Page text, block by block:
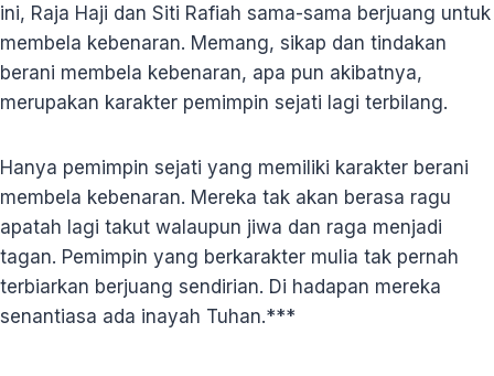
ini, Raja Haji dan Siti Rafiah sama-sama berjuang untuk
membela kebenaran. Memang, sikap dan tindakan
berani membela kebenaran, apa pun akibatnya,
merupakan karakter pemimpin sejati lagi terbilang.
Hanya pemimpin sejati yang memiliki karakter berani
membela kebenaran. Mereka tak akan berasa ragu
apatah lagi takut walaupun jiwa dan raga menjadi
tagan. Pemimpin yang berkarakter mulia tak pernah
terbiarkan berjuang sendirian. Di hadapan mereka
senantiasa ada inayah Tuhan.***